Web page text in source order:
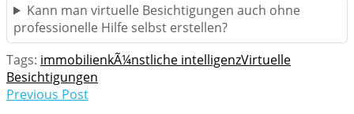
Kann man virtuelle Besichtigungen auch ohne
professionelle Hilfe selbst erstellen?
Tags: immobilienkÃ¼nstliche intelligenzVirtuelle
Besichtigungen
Previous Post